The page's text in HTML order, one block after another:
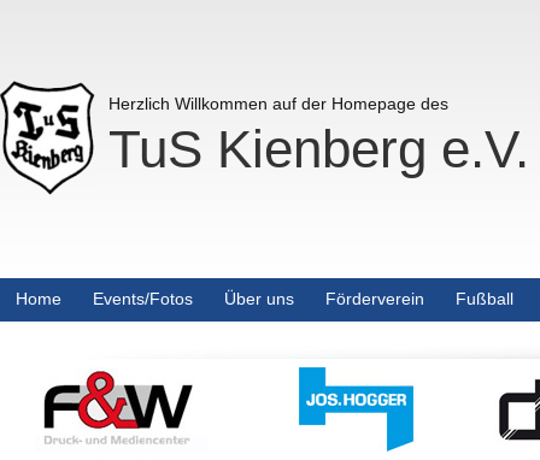
Herzlich Willkommen auf der Homepage des
TuS Kienberg e.V.
Home Events/Fotos Über uns Förderverein Fußball